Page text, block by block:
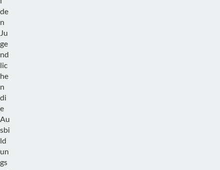
de
n
Ju
ge
nd
lic
he
n
di
e
Au
sbi
ld
un
gs